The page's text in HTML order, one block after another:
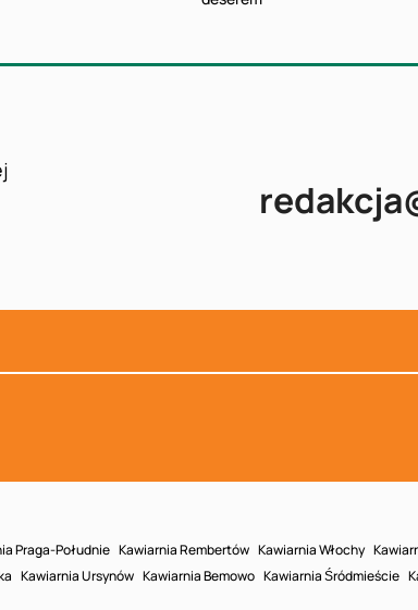
Praga-Południe Kawiarnia Rembertów Kawiarnia Włochy
Kawiarnia Ursynów Kawiarnia Bemowo Kawiarnia Śródmieście